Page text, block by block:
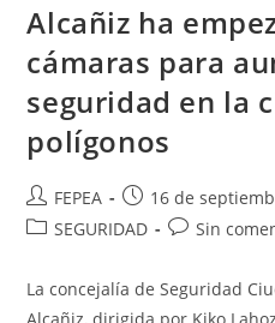
Alcañiz ha
cámaras para
seguridad en la
polígonos
Autor
de
FEPEA
Publicación
de
16 de
Categoría
entrada:
SEGURIDAD
Comentarios
entrada:
Sin
La concejalía de Seguridad